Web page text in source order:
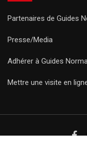
Partenaires de Guides
Presse/Media
Adhérer à Guides
Mettre une visite en